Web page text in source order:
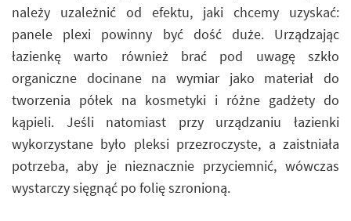
należy uzależnić od efektu, jaki chcemy uzyskać:
panele plexi powinny być dość duże. Urządzając
łazienkę warto również brać pod uwagę szkło
organiczne docinane na wymiar jako materiał do
tworzenia półek na kosmetyki i różne gadżety do
kąpieli. Jeśli natomiast przy urządzaniu łazienki
wykorzystane było pleksi przezroczyste, a zaistniała
potrzeba, aby je nieznacznie przyciemnić, wówczas
wystarczy sięgnąć po folię szronioną.